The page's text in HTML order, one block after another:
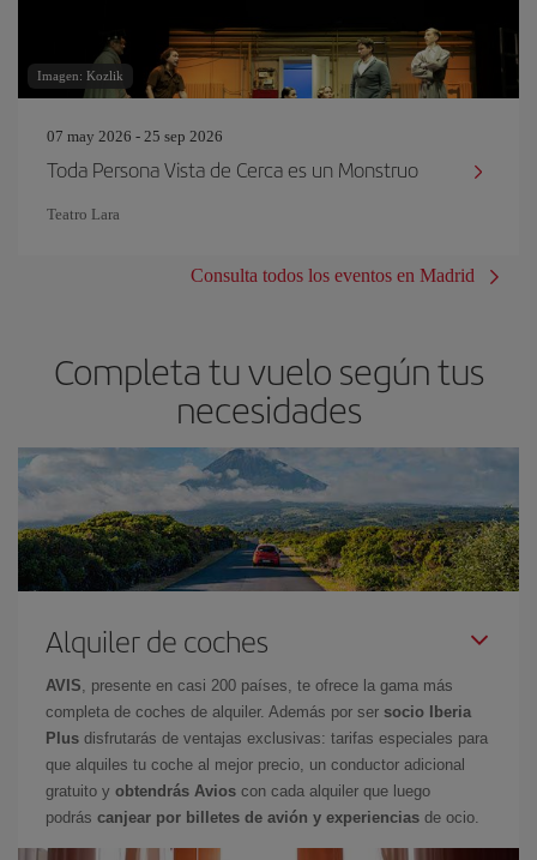
Imagen: Kozlik
07 may 2026 - 25 sep 2026
Toda Persona Vista de Cerca es un Monstruo
Teatro Lara
Consulta todos los eventos en Madrid
Completa tu vuelo según tus
necesidades
Alquiler de coches
AVIS, presente en casi 200 países, te ofrece la gama más
completa de coches de alquiler. Además por ser socio Iberia
Plus disfrutarás de ventajas exclusivas: tarifas especiales para
que alquiles tu coche al mejor precio, un conductor adicional
gratuito y obtendrás Avios con cada alquiler que luego
podrás canjear por billetes de avión y experiencias de ocio.